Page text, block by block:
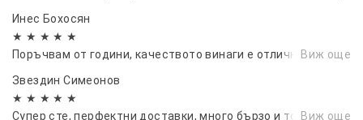
Инес Бохосян
★ ★ ★ ★ ★
Поръчвам от години, качеството винаги е отлично.Виж още
Звездин Симеонов
★ ★ ★ ★ ★
Супер сте, перфектни доставки, много бързо и точноВиж още